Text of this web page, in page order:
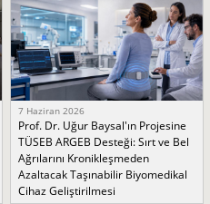
7 Haziran 2026
Prof. Dr. Uğur Baysal'ın Projesine
TÜSEB ARGEB Desteği: Sırt ve Bel
Ağrılarını Kronikleşmeden
Azaltacak Taşınabilir Biyomedikal
Cihaz Geliştirilmesi